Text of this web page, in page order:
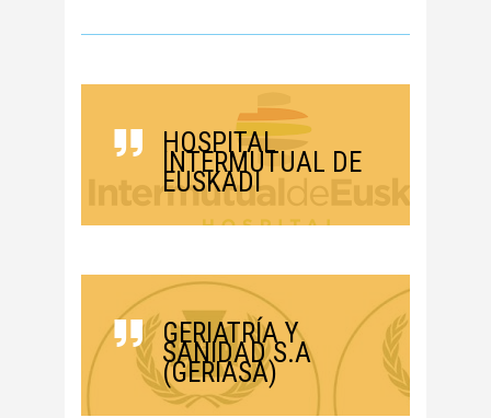
HOSPITAL
INTERMUTUAL DE
EUSKADI
GERIATRÍA Y
SANIDAD S.A
(GERIASA)